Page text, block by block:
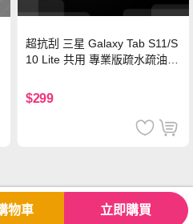
超抗刮 三星 Galaxy Tab S11/S
10 Lite 共用 專業版疏水疏油9
$299
物車 立即購買